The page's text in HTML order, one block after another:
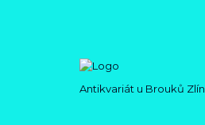
Antikvariát u Brouků Zlín